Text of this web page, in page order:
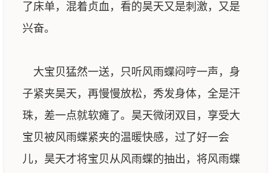
了床单，混着贞血，看的昊天又是刺激，又是
兴奋。
大宝贝猛然一送，只听风雨蝶闷哼一声，身
子紧夹昊天，再慢慢放松，秀发身体，全是汗
珠，差一点就软瘫了。昊天微闭双目，享受大
宝贝被风雨蝶紧夹的温暖快感，过了好一会
儿，昊天才将宝贝从风雨蝶的抽出，将风雨蝶